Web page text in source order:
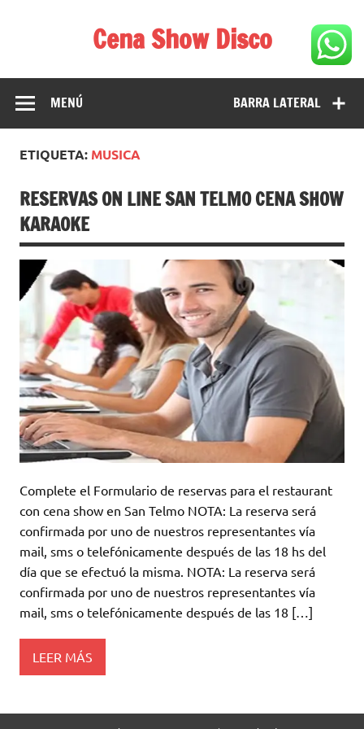
Cena Show Disco
Cena Show Disco – DISCO CENA SHOW GUIA DE
RESTAURANTES
BARRA LATERAL
MENÚ
ETIQUETA: MUSICA
RESERVAS ON LINE SAN TELMO CENA SHOW
KARAOKE
Complete el Formulario de reservas para el restaurant
con cena show en San Telmo NOTA: La reserva será
confirmada por uno de nuestros representantes vía
mail, sms o telefónicamente después de las 18 hs del
día que se efectuó la misma. NOTA: La reserva será
confirmada por uno de nuestros representantes vía
mail, sms o telefónicamente después de las 18 […]
LEER MÁS